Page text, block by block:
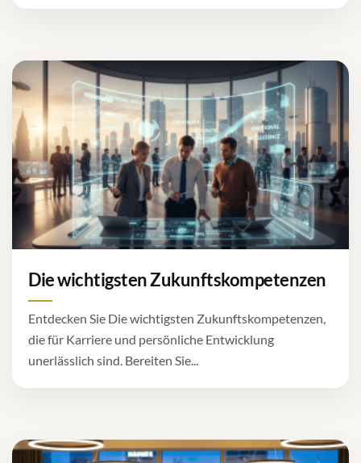
Die wichtigsten Zukunftskompetenzen
Entdecken Sie Die wichtigsten Zukunftskompetenzen,
die für Karriere und persönliche Entwicklung
unerlässlich sind. Bereiten Sie...